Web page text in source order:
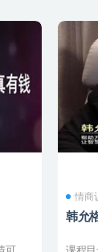
情商
韩允